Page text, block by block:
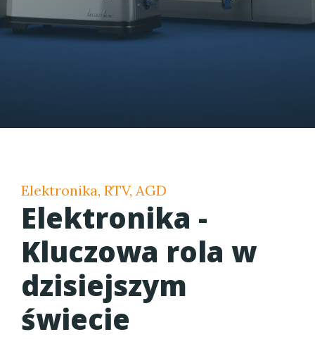
Elektronika, RTV, AGD
Elektronika -
Kluczowa rola w
dzisiejszym
świecie